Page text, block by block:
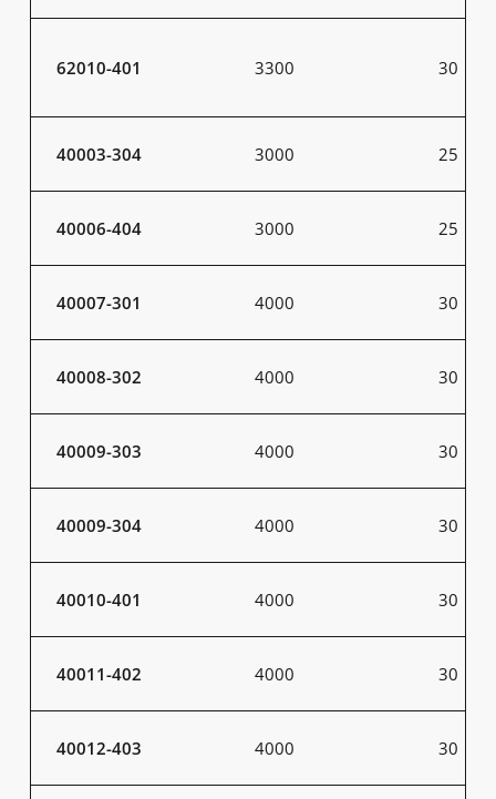
62010-401 3300 30
40003-304 3000 25
40006-404 3000 25
40007-301 4000 30
40008-302 4000 30
40009-303 4000 30
40009-304 4000 30
40010-401 4000 30
40011-402 4000 30
40012-403 4000 30